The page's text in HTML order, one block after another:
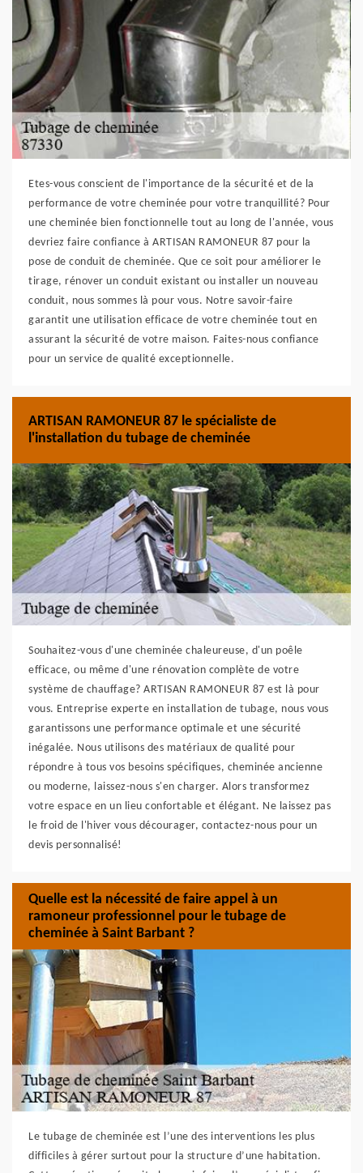
Etes-vous conscient de l'importance de la sécurité et de la
performance de votre cheminée pour votre tranquillité? Pour
une cheminée bien fonctionnelle tout au long de l'année, vous
devriez faire confiance à ARTISAN RAMONEUR 87 pour la
pose de conduit de cheminée. Que ce soit pour améliorer le
tirage, rénover un conduit existant ou installer un nouveau
conduit, nous sommes là pour vous. Notre savoir-faire
garantit une utilisation efficace de votre cheminée tout en
assurant la sécurité de votre maison. Faites-nous confiance
pour un service de qualité exceptionnelle.
ARTISAN RAMONEUR 87 le spécialiste de
l'installation du tubage de cheminée
Souhaitez-vous d'une cheminée chaleureuse, d'un poêle
efficace, ou même d'une rénovation complète de votre
système de chauffage? ARTISAN RAMONEUR 87 est là pour
vous. Entreprise experte en installation de tubage, nous vous
garantissons une performance optimale et une sécurité
inégalée. Nous utilisons des matériaux de qualité pour
répondre à tous vos besoins spécifiques, cheminée ancienne
ou moderne, laissez-nous s'en charger. Alors transformez
votre espace en un lieu confortable et élégant. Ne laissez pas
le froid de l'hiver vous décourager, contactez-nous pour un
devis personnalisé!
Quelle est la nécessité de faire appel à un
ramoneur professionnel pour le tubage de
cheminée à Saint Barbant ?
Le tubage de cheminée est l’une des interventions les plus
difficiles à gérer surtout pour la structure d’une habitation.